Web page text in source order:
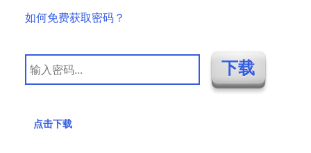
如何免费获取密码？
点击下载